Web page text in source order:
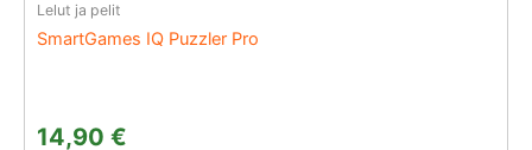
Lelut ja pelit
SmartGames IQ Puzzler Pro
14,90 €